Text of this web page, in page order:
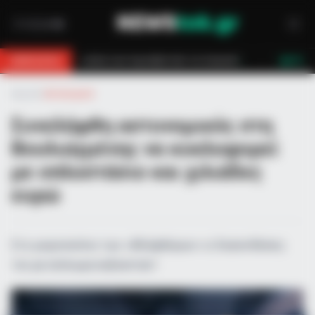
Συνελήφθη αστυνομικός στη
Βουλιαγμένης να κυκλοφορεί
με οπλοστάσιο και χιλιάδες
ευρώ